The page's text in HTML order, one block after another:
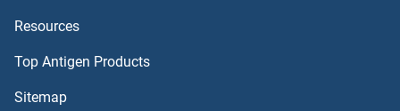
CHORDC1 Anticorps
Chondroitin Sulfate Anticorps
Resources
Top Antigen Products
Sitemap